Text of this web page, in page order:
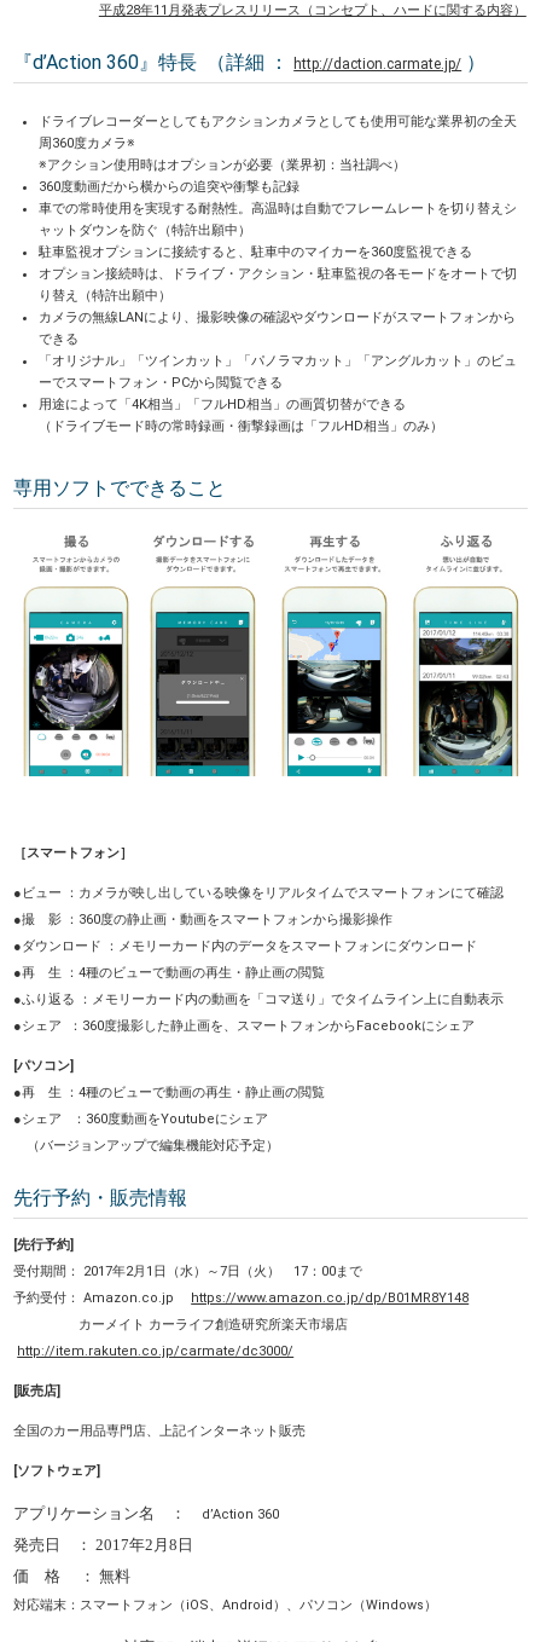
平成28年11月発表プレスリリース（コンセプト、ハードに関する内容）
『d’Action 360』特長 （詳細 ：http://daction.carmate.jp/ ）
ドライブレコーダーとしてもアクションカメラとしても使用可能な業界初の全天
周360度カメラ※
※アクション使用時はオプションが必要（業界初：当社調べ）
360度動画だから横からの追突や衝撃も記録
車での常時使用を実現する耐熱性。高温時は自動でフレームレートを切り替えシ
ャットダウンを防ぐ（特許出願中）
駐車監視オプションに接続すると、駐車中のマイカーを360度監視できる
オプション接続時は、ドライブ・アクション・駐車監視の各モードをオートで切
り替え（特許出願中）
カメラの無線LANにより、撮影映像の確認やダウンロードがスマートフォンから
できる
「オリジナル」「ツインカット」「パノラマカット」「アングルカット」のビュ
ーでスマートフォン・PCから閲覧できる
用途によって「4K相当」「フルHD相当」の画質切替ができる
（ドライブモード時の常時録画・衝撃録画は「フルHD相当」のみ）
専用ソフトでできること
［スマートフォン］
●ビュー ：カメラが映し出している映像をリアルタイムでスマートフォンにて確認
●撮 影 ：360度の静止画・動画をスマートフォンから撮影操作
●ダウンロード ：メモリーカード内のデータをスマートフォンにダウンロード
●再 生 ：4種のビューで動画の再生・静止画の閲覧
●ふり返る ：メモリーカード内の動画を「コマ送り」でタイムライン上に自動表示
●シェア ：360度撮影した静止画を、スマートフォンからFacebookにシェア
[パソコン]
●再 生 ：4種のビューで動画の再生・静止画の閲覧
●シェア ：360度動画をYoutubeにシェア
（バージョンアップで編集機能対応予定）
先行予約・販売情報
[先行予約]
受付期間： 2017年2月1日（水）～7日（火） 17：00まで
予約受付： Amazon.co.jp
https://www.amazon.co.jp/dp/B01MR8Y148
カーメイト カーライフ創造研究所楽天市場店
http://item.rakuten.co.jp/carmate/dc3000/
[販売店]
全国のカー用品専門店、上記インターネット販売
[ソフトウェア]
アプリケーション名 ： d’Action 360
発売日 ： 2017年2月8日
価 格 ： 無料
対応端末：スマートフォン（iOS、Android）、パソコン（Windows）